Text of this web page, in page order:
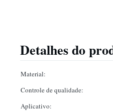
Detalhes do
Material:
Controle de qualidade:
Aplicativo: